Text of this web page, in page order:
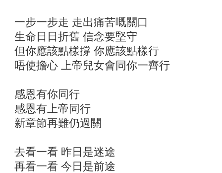
一步一步走 走出痛苦嘅關口
生命日日折舊 信念要堅守
但你應該點樣撐 你應該點樣行
唔使擔心 上帝兒女會同你一齊行
感恩有你同行
感恩有上帝同行
新章節再難仍過關
去看一看 昨日是迷途
再看一看 今日是前途